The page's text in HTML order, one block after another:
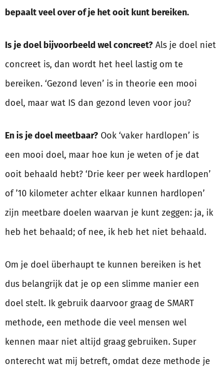
bepaalt veel over of je het ooit kunt bereiken.
Is je doel bijvoorbeeld wel concreet? Als je doel niet
concreet is, dan wordt het heel lastig om te
bereiken. ‘Gezond leven’ is in theorie een mooi
doel, maar wat IS dan gezond leven voor jou?
En is je doel meetbaar? Ook ‘vaker hardlopen’ is
een mooi doel, maar hoe kun je weten of je dat
ooit behaald hebt? ‘Drie keer per week hardlopen’
of ’10 kilometer achter elkaar kunnen hardlopen’
zijn meetbare doelen waarvan je kunt zeggen: ja, ik
heb het behaald; of nee, ik heb het niet behaald.
Om je doel überhaupt te kunnen bereiken is het
dus belangrijk dat je op een slimme manier een
doel stelt. Ik gebruik daarvoor graag de SMART
methode, een methode die veel mensen wel
kennen maar niet altijd graag gebruiken. Super
onterecht wat mij betreft, omdat deze methode je